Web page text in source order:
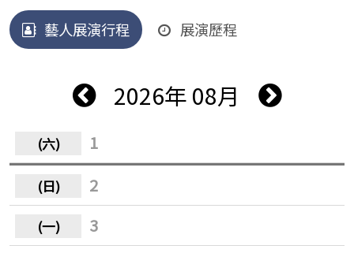
藝人展演行程 展演歷程
2026年 08月
1
2
3